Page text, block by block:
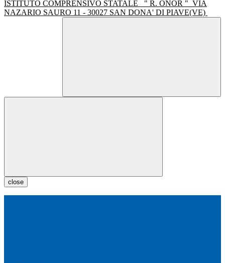
ISTITUTO COMPRENSIVO STATALE " R. ONOR " VIA
NAZARIO SAURO 11 - 30027 SAN DONA' DI PIAVE(VE)
close